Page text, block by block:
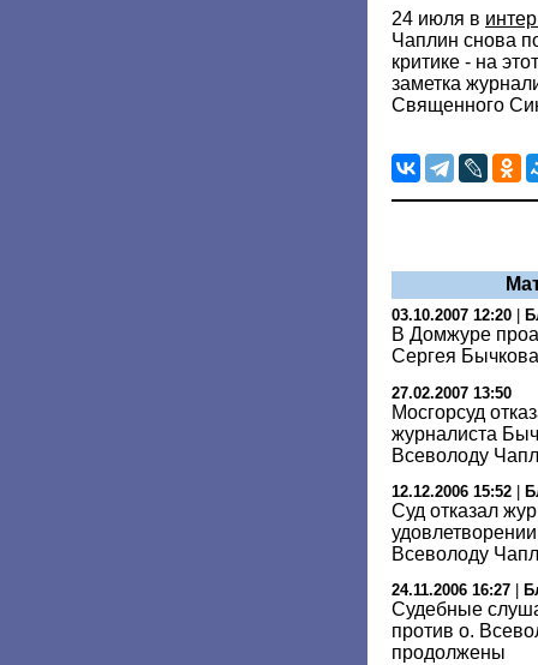
24 июля в
Чаплин снова
критике - на
заметка
Священного
03.10.2007 12:20
В Домжуре
Сергея
27.02.2007 13:50
Мосгорсуд
журналиста
Всеволоду
12.12.2006 15:52
Суд отказал
Всеволоду
24.11.2006 16:27
Судебные
против о.
продолжены